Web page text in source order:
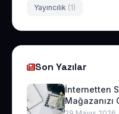
Yayıncılık (1)
Son Yazılar
İnternetten
Mağazanızı